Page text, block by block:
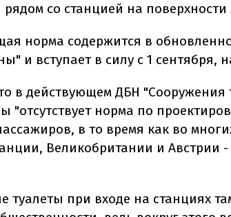
рядом со станцией на поверхности
норма содержится в
и вступает в силу с 1 сентября,
в действующем ДБН "Сооружения
"отсутствует норма по
в то время как во
Великобритании и Австрии -
туалеты при входе на станциях